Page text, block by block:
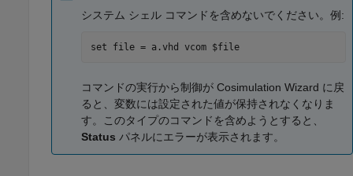
システム シェル コマンドを含めないでください。例:
set file = a.vhd vcom $file
コマンドの実行から制御が Cosimulation Wizard に戻
ると、変数には設定された値が保持されなくなりま
す。このタイプのコマンドを含めようとすると、
Status パネルにエラーが表示されます。